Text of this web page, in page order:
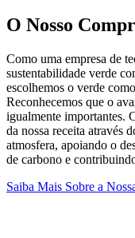
O Nosso
Como uma empresa de
sustentabilidade verde
escolhemos o verde
Reconhecemos que o
igualmente importantes.
da nossa receita através
atmosfera, apoiando o
de carbono e
Saiba Mais Sobre a